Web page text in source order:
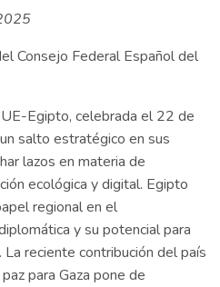
Consejo Federal Español del
Egipto, celebrada el 22 de
salto estratégico en sus
lazos en materia de
ecológica y digital. Egipto
regional en el
y su potencial para
reciente contribución del país
para Gaza pone de